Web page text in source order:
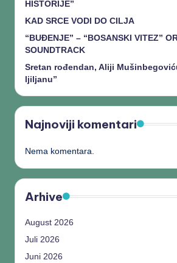
HISTORIJE”
KAD SRCE VODI DO CILJA
“BUĐENJE” – “BOSANSKI VITEZ”
SOUNDTRACK
Sretan rođendan, Aliji
ljiljanu”
Najnoviji komentari
Nema komentara.
Arhive
August 2026
Juli 2026
Juni 2026